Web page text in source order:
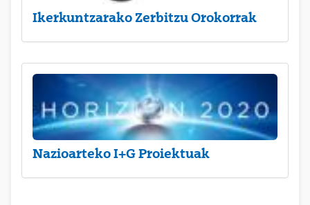
Ikerkuntzarako Zerbitzu Orokorrak
Nazioarteko I+G Proiektuak